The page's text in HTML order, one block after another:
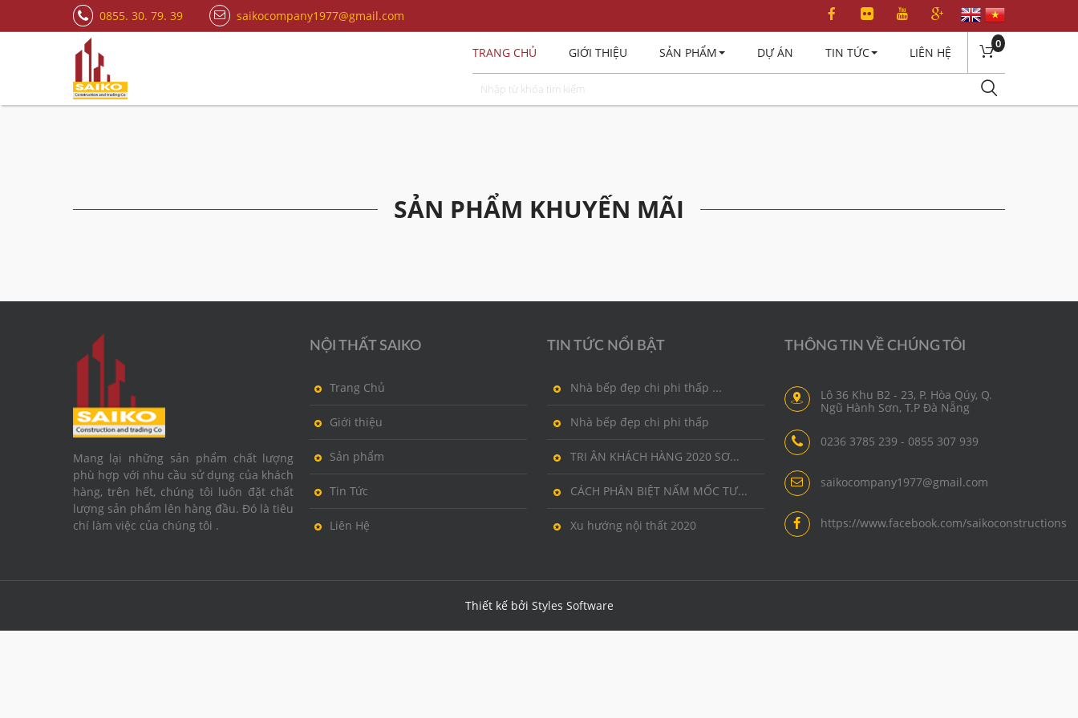
0855. 30. 79. 39 saikocompany1977@gmail.com
TRANG CHỦ GIỚI THIỆU SẢN PHẨM DỰ ÁN TIN TỨC LIÊN HỆ
0
SẢN PHẨM KHUYẾN MÃI
Mang lại những sản phẩm chất lượng
phù hợp với nhu cầu sử dụng của khách
hàng, trên hết, chúng tôi luôn đặt chất
lượng sản phẩm lên hàng đầu. Đó là tiêu
chí làm việc của chúng tôi .
NỘI THẤT SAIKO
Trang Chủ
Giới thiệu
Sản phẩm
Tin Tức
Liên Hệ
TIN TỨC NỔI BẬT
Nhà bếp đẹp chi phi thấp ...
Nhà bếp đẹp chi phi thấp
TRI ÂN KHÁCH HÀNG 2020 SƠ...
CÁCH PHÂN BIỆT NẤM MỐC TƯ...
Xu hướng nội thất 2020
THÔNG TIN VỀ CHÚNG TÔI
Lô 36 Khu B2 - 23, P. Hòa Qúy, Q.
Ngũ Hành Sơn, T.P Đà Nẵng
0236 3785 239 - 0855 307 939
saikocompany1977@gmail.com
https://www.facebook.com/saikoconstructions
Thiết kế bởi Styles Software